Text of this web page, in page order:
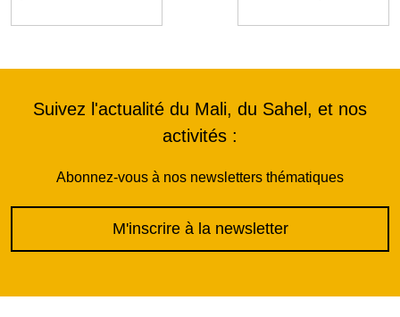
Suivez l'actualité du Mali, du Sahel, et nos
activités :
Abonnez-vous à nos newsletters thématiques
M'inscrire à la newsletter